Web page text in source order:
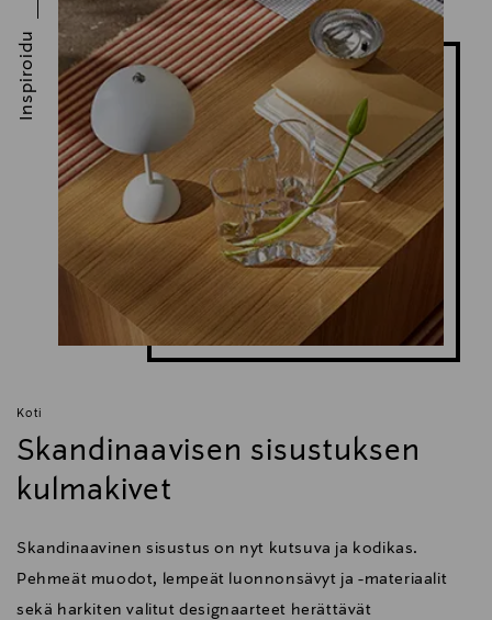
Sigg, kierrätetty alumiini
Koti
Skandinaavisen sisustuksen
kulmakivet
Skandinaavinen sisustus on nyt kutsuva ja kodikas.
Pehmeät muodot, lempeät luonnonsävyt ja -materiaalit
sekä harkiten valitut designaarteet herättävät
Inspiroidu